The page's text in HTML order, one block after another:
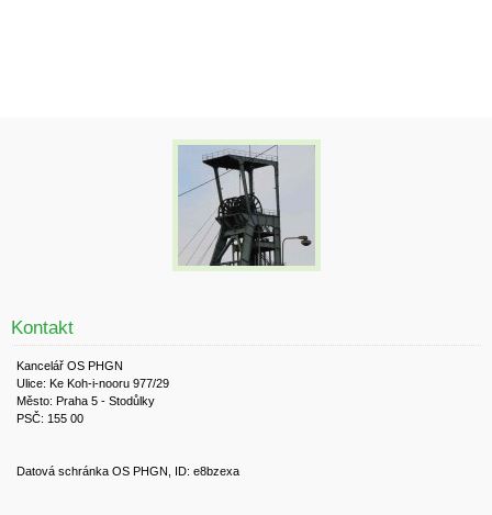
Kontakt
Kancelář OS PHGN
Ulice: Ke Koh-i-nooru 977/29
Město: Praha 5 - Stodůlky
PSČ: 155 00
Datová schránka OS PHGN, ID: e8bzexa